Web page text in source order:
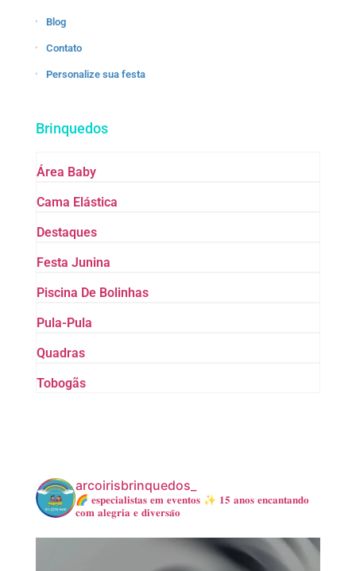
Blog
Contato
Personalize sua festa
Brinquedos
Área Baby
Cama Elástica
Destaques
Festa Junina
Piscina De Bolinhas
Pula-Pula
Quadras
Tobogãs
arcoirisbrinquedos_
🌈 𝐞𝐬𝐩𝐞𝐜𝐢𝐚𝐥𝐢𝐬𝐭𝐚𝐬 𝐞𝐦 𝐞𝐯𝐞𝐧𝐭𝐨𝐬 ✨ 𝟏𝟓 𝐚𝐧𝐨𝐬 𝐞𝐧𝐜𝐚𝐧𝐭𝐚𝐧𝐝𝐨
𝐜𝐨𝐦 𝐚𝐥𝐞𝐠𝐫𝐢𝐚 𝐞 𝐝𝐢𝐯𝐞𝐫𝐬𝐚̃𝐨